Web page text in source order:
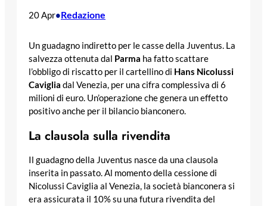
20 Apr•Redazione
Un guadagno indiretto per le casse della Juventus. La
salvezza ottenuta dal Parma ha fatto scattare
l’obbligo di riscatto per il cartellino di Hans Nicolussi
Caviglia dal Venezia, per una cifra complessiva di 6
milioni di euro. Un’operazione che genera un effetto
positivo anche per il bilancio bianconero.
La clausola sulla rivendita
Il guadagno della Juventus nasce da una clausola
inserita in passato. Al momento della cessione di
Nicolussi Caviglia al Venezia, la società bianconera si
era assicurata il 10% su una futura rivendita del